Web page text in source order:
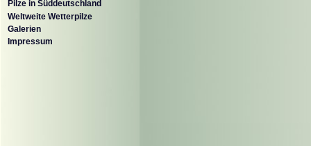
Pilze in Süddeutschland
Weltweite Wetterpilze
Galerien
Impressum